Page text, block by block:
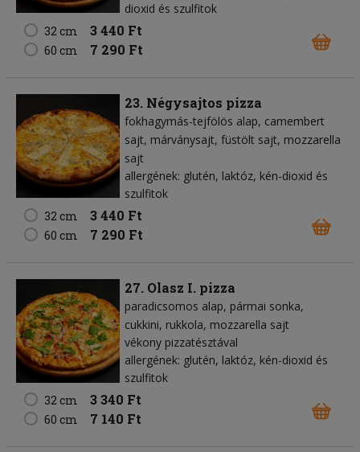
dioxid és szulfitok
32 cm
3 440 Ft
60 cm 7 290 Ft
23. Négysajtos pizza
fokhagymás-tejfölös alap camembert
sajt márványsajt füstölt sajt mozzarella
sajt
allergének: glutén, laktóz, kén-dioxid és
szulfitok
32 cm
3 440 Ft
60 cm 7 290 Ft
27. Olasz I. pizza
paradicsomos alap pármai sonka
cukkini rukkola mozzarella sajt
vékony pizzatésztával
allergének: glutén, laktóz, kén-dioxid és
szulfitok
32 cm
3 340 Ft
60 cm 7 140 Ft